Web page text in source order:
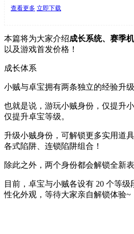
查看更多 立即下载
本篇将为大家介绍成长系统、赛季
以及游戏首发价格！
成长体系
小贼与卓宝拥有两条独立的经验升级
也就是说，游玩小贼身份，仅提升
仅提升卓宝等级。
升级小贼身份，可解锁更多实用道
各式陷阱、连锁陷阱组合！
除此之外，两个身份都会解锁全新
目前，卓宝与小贼各设有 20 个等
性化外观，等待大家亲自解锁体验~